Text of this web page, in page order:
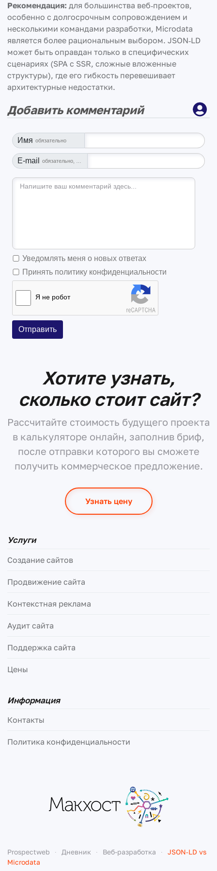
Рекомендация: для большинства веб‑проектов,
особенно с долгосрочным сопровождением и
несколькими командами разработки, Microdata
является более рациональным выбором. JSON‑LD
может быть оправдан только в специфических
сценариях (SPA с SSR, сложные вложенные
структуры), где его гибкость перевешивает
архитектурные недостатки.
Добавить комментарий
Имя обязательно
E-mail
Уведомлять меня о новых ответах
Принять политику конфиденциальности
Я не робот
Отправить
Хотите узнать,
сколько стоит сайт?
Рассчитайте стоимость будущего проекта
в калькуляторе онлайн, заполнив бриф,
после отправки которого вы сможете
получить коммерческое предложение.
Узнать цену
Услуги
Создание сайтов
Продвижение сайта
Контекстная реклама
Аудит сайта
Поддержка сайта
Цены
Информация
Контакты
Политика конфиденциальности
Prospectweb Дневник Веб-разработка
JSON‑LD vs
Microdata